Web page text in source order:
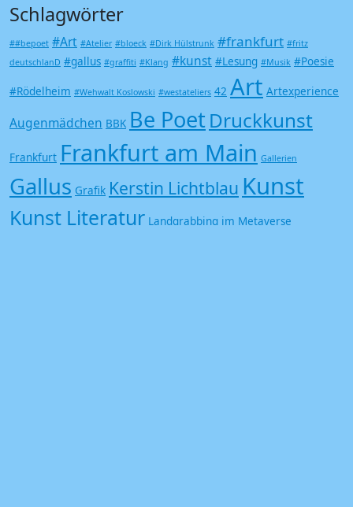
Schlagwörter
##bepoet #Art #Atelier #bloeck #Dirk Hülstrunk #frankfurt #fritz
deutschlanD #gallus #graffiti #Klang #kunst #Lesung #Musik #Poesie
#Rödelheim #Wehwalt Koslowski #westateliers 42 Art Artexperience
Augenmädchen BBK Be Poet Druckkunst
Frankfurt Frankfurt am Main Gallerien
Gallus Grafik Kerstin Lichtblau Kunst
Kunst Literatur Landgrabbing im Metaverse